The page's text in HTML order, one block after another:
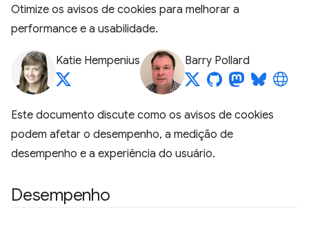
Otimize os avisos de cookies para melhorar a
performance e a usabilidade.
Katie Hempenius Barry Pollard
Este documento discute como os avisos de cookies
podem afetar o desempenho, a medição de
desempenho e a experiência do usuário.
Desempenho